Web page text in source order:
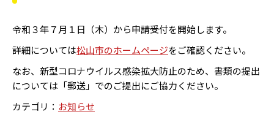
令和３年７月１日（木）から申請受付を開始します。
詳細については松山市のホームページをご確認ください。
なお、新型コロナウイルス感染拡大防止のため、書類の提出
については「郵送」でのご提出にご協力ください。
カテゴリ： お知らせ